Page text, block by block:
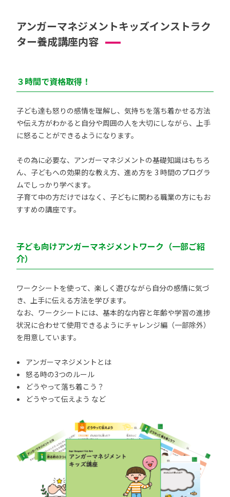
アンガーマネジメントキッズインストラク
ター養成講座内容
３時間で資格取得！
子ども達も怒りの感情を理解し、気持ちを落ち着かせる方法
や伝え方がわかると自分や周囲の人を大切にしながら、上手
に怒ることができるようになります。
その為に必要な、アンガーマネジメントの基礎知識はもちろ
ん、子どもへの効果的な教え方、進め方を 3 時間のプログラ
ムでしっかり学べます。
子育て中の方だけではなく、子どもに関わる職業の方にもお
すすめの講座です。
子ども向けアンガーマネジメントワーク（一部ご紹
介）
ワークシートを使って、楽しく遊びながら自分の感情に気づ
き、上手に伝える方法を学びます。
なお、ワークシートには、基本的な内容と年齢や学習の進捗
状況に合わせて使用できるようにチャレンジ編（一部除外）
を用意しています。
アンガーマネジメントとは
怒る時の3つのルール
どうやって落ち着こう？
どうやって伝えよう など